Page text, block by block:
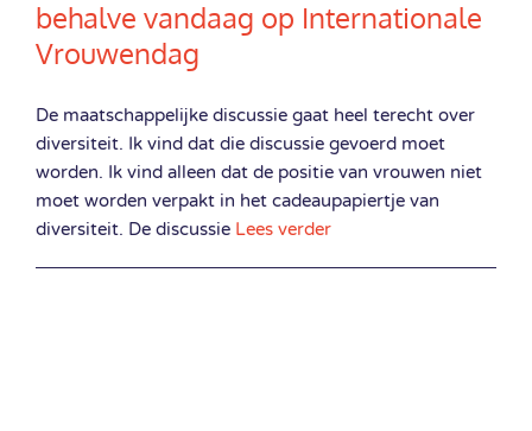
behalve vandaag op Internationale
Vrouwendag
De maatschappelijke discussie gaat heel terecht over
diversiteit. Ik vind dat die discussie gevoerd moet
worden. Ik vind alleen dat de positie van vrouwen niet
moet worden verpakt in het cadeaupapiertje van
diversiteit. De discussie Lees verder